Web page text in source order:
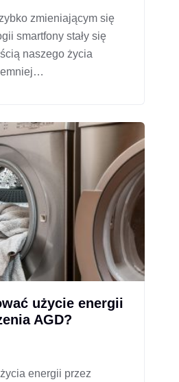
zmieniającym się
smartfony stały się
naszego życia
użycie energii
AGD?
energii przez